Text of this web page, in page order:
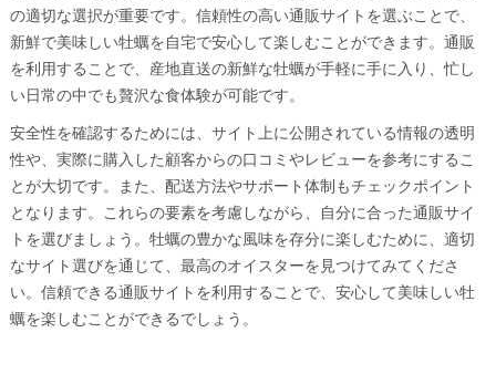
の適切な選択が重要です。信頼性の高い通販サイトを選ぶことで、
新鮮で美味しい牡蠣を自宅で安心して楽しむことができます。通販
を利用することで、産地直送の新鮮な牡蠣が手軽に手に入り、忙し
い日常の中でも贅沢な食体験が可能です。
安全性を確認するためには、サイト上に公開されている情報の透明
性や、実際に購入した顧客からの口コミやレビューを参考にするこ
とが大切です。また、配送方法やサポート体制もチェックポイント
となります。これらの要素を考慮しながら、自分に合った通販サイ
トを選びましょう。牡蠣の豊かな風味を存分に楽しむために、適切
なサイト選びを通じて、最高のオイスターを見つけてみてくださ
い。信頼できる通販サイトを利用することで、安心して美味しい牡
蠣を楽しむことができるでしょう。